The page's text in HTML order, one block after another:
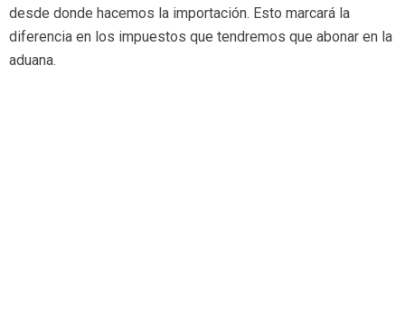
desde donde hacemos la importación. Esto marcará la
diferencia en los impuestos que tendremos que abonar en la
aduana.